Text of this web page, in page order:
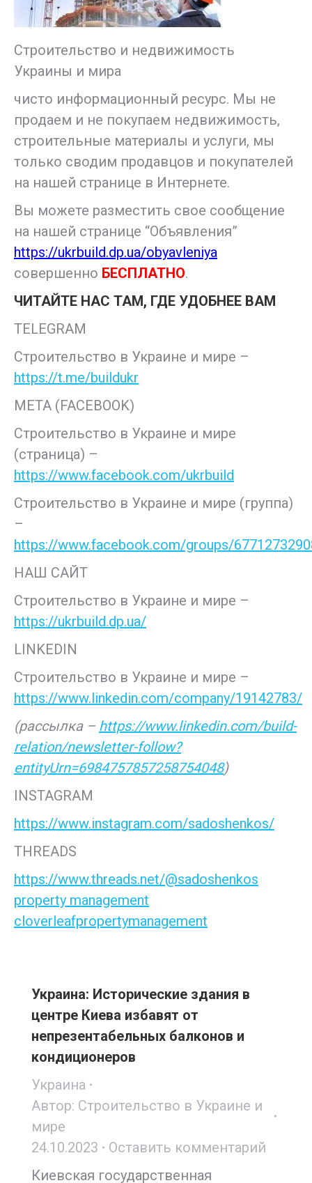
Строительство и недвижимость
Украины и мира
чисто информационный ресурс. Мы не
продаем и не покупаем недвижимость,
строительные материалы и услуги, мы
только сводим продавцов и покупателей
на нашей странице в Интернете.
Вы можете разместить свое сообщение
на нашей странице “Объявления”
https://ukrbuild.dp.ua/obyavleniya
совершенно БЕСПЛАТНО.
ЧИТАЙТЕ НАС ТАМ, ГДЕ УДОБНЕЕ ВАМ
TELEGRAM
Строительство в Украине и мире –
https://t.me/buildukr
META (FACEBOOK)
Строительство в Украине и мире
(страница) –
https://www.facebook.com/ukrbuild
Строительство в Украине и мире (группа)
–
https://www.facebook.com/groups/
НАШ САЙТ
Строительство в Украине и мире –
https://ukrbuild.dp.ua/
LINKEDIN
Строительство в Украине и мире –
https://www.linkedin.com/company/19142783/
(рассылка – https://www.linkedin.com/build-
relation/newsletter-follow?
entityUrn=6984757857258754048)
INSTAGRAM
https://www.instagram.com/sadoshenkos/
THREADS
https://www.threads.net/@sadoshenkos
property management
cloverleafpropertymanagement
Украина: Исторические здания в
центре Киева избавят от
непрезентабельных балконов и
кондиционеров
Украина
Автор: Строительство в Украине и
мире
24.10.2023
Оставить комментарий
Киевская государственная